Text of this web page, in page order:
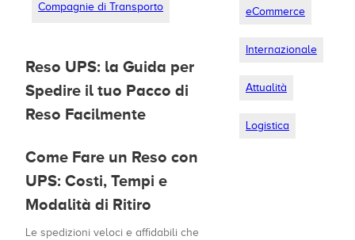
Compagnie di Transporto
Reso UPS: la Guida per
Spedire il tuo Pacco di
Reso Facilmente
Come Fare un Reso con
UPS: Costi, Tempi e
Modalità di Ritiro
Le spedizioni veloci e affidabili che
eCommerce
Internazionale
Attualità
Logistica